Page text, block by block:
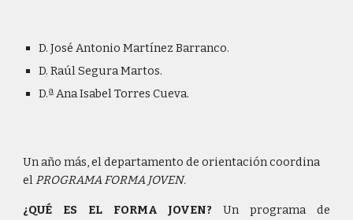
D. José Antonio Martínez Barranco.
D. Raúl Segura Martos.
D.ª Ana Isabel Torres Cueva.
Un año más, el departamento de orientación coordina
elPROGRAMA FORMA JOVEN.
¿QUÉ ES EL FORMA JOVEN? Un programa de